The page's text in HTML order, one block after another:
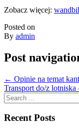
Zobacz więcej:
Posted on
By admin
Post
← Opinie na temat
Transport do/z
Search
for:
Recent Posts